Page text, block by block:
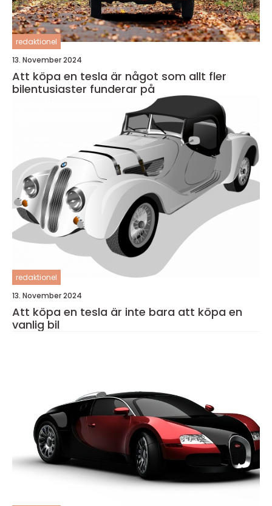
redaktionel
13. November 2024
Att köpa en tesla är något som allt fler
bilentusiaster funderar på
redaktionel
13. November 2024
Att köpa en tesla är inte bara att köpa en
vanlig bil